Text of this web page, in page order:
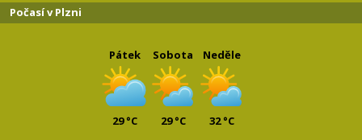
Počasí v Plzni
Pátek
29 °C
Sobota
29 °C
Neděle
32 °C